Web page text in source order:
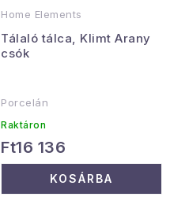
Home Elements
Tálaló tálca, Klimt Arany
csók
Porcelán
Raktáron
Ft16 136
KOSÁRBA